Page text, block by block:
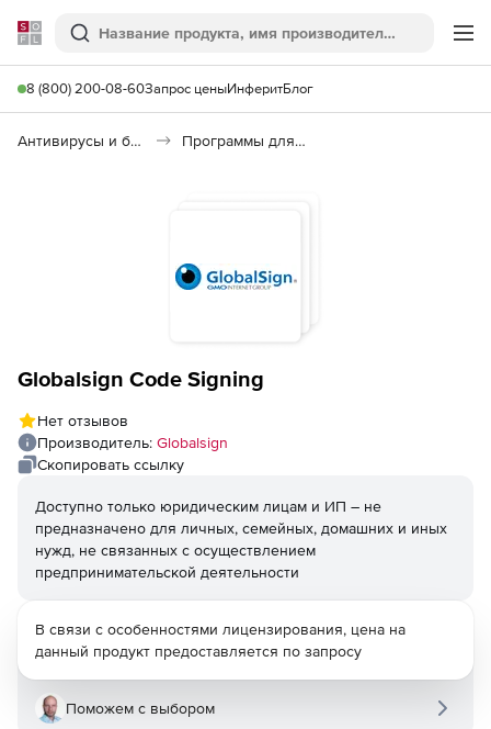
Softline
Поиск
8 (800) 200-08-60Запрос ценыИнферитБлог
Антивирусы и безопасность Программы для защиты информации
Globalsign Code Signing
Нет отзывов
Производитель: Globalsign
Скопировать ссылку
Доступно только юридическим лицам и ИП – не
предназначено для личных, семейных, домашних и иных
нужд, не связанных с осуществлением
предпринимательской деятельности
В связи с особенностями лицензирования, цена на
данный продукт предоставляется по запросу
Поможем с выбором